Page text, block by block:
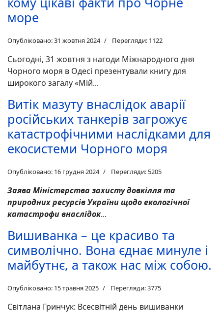
море
Опубліковано: 31 жовтня 2024 Перегляди: 1122
Сьогодні, 31 жовтня з нагоди Міжнародного дня
Чорного моря в Одесі презентували книгу для
широкого загалу «Мій...
Витік мазуту внаслідок аварії
російських танкерів загрожує
катастрофічними наслідками для
екосистеми Чорного моря
Опубліковано: 16 грудня 2024 Перегляди: 5205
Заява Міністерства захисту довкілля та
природних ресурсів України щодо екологічної
катастрофи внаслідок...
Вишиванка – це красиво та
символічно. Вона єднає минуле і
майбутнє, а також нас між собою.
Опубліковано: 15 травня 2025 Перегляди: 3775
Світлана Гринчук: Всесвітній день вишиванки